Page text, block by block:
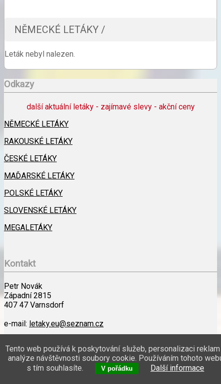
NĚMECKÉ LETÁKY /
Leták nebyl nalezen.
Odkazy
další aktuální letáky - zajímavé slevy - akční ceny
NĚMECKÉ LETÁKY
RAKOUSKÉ LETÁKY
ČESKÉ LETÁKY
MAĎARSKÉ LETÁKY
POLSKÉ LETÁKY
SLOVENSKÉ LETÁKY
MEGALETÁKY
Kontakt
Petr Novák
Západní 2815
407 47 Varnsdorf
e-mail: letaky.eu@seznam.cz
Kontakt
Petr Novák | Západní 2815, 407 47 Varnsdorf | e-mail:
Tento web používá k poskytování služeb, personalizaci reklam
analýze návštěvnosti soubory cookie. Používáním tohoto
s tím souhlasíte.
V pořádku Další informace